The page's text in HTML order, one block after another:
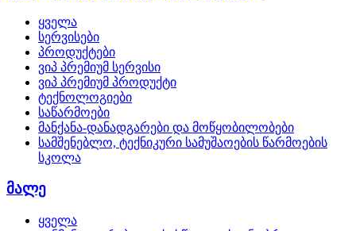
ყველა
სერვისები
პროდუქტები
ვიპ პრემიუმ სერვისი
ვიპ პრემიუმ პროდუქტი
ტექნოლოგიები
საწარმოები
მანქანა-დანადგარები და მოწყობილობები
სამშენებლო, ტექნიკური სამუშაოების წარმოების
სკოლა
მალე
ყველა